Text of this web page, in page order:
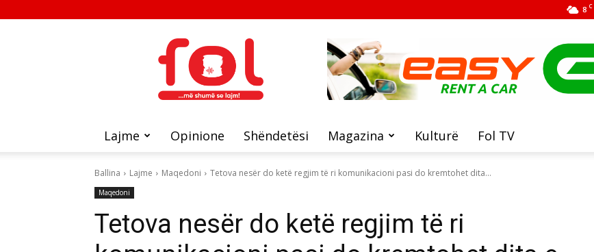
8 C
FOL
Lajme Opinione Shëndetësi Magazina Kulturë Fol TV
Ballina Lajme Maqedoni Tetova nesër do ketë regjim të ri komunikacioni pasi do kremtohet dita...
Maqedoni
Tetova nesër do ketë regjim të ri